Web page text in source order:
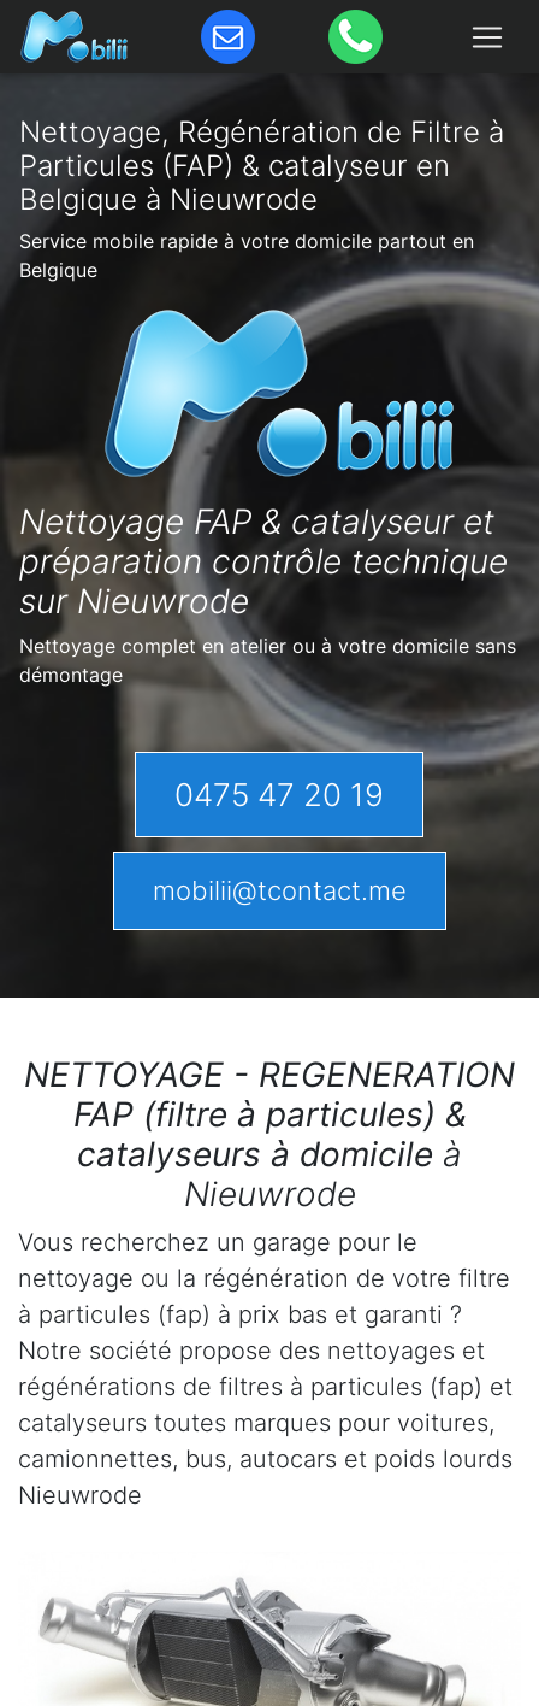
Nettoyage, Régénération de Filtre à
Particules (FAP) & catalyseur en
Belgique à Nieuwrode
Service mobile rapide à votre domicile partout en
Belgique
Nettoyage FAP & catalyseur et
préparation contrôle technique
sur Nieuwrode
Nettoyage complet en atelier ou à votre domicile sans
démontage
0475 47 20 19
mobilii@tcontact.me
NETTOYAGE - REGENERATION
FAP (filtre à particules) &
catalyseurs à domicile à
Nieuwrode
Vous recherchez un garage pour le
nettoyage ou la régénération de votre filtre
à particules (fap) à prix bas et garanti ?
Notre société propose des nettoyages et
régénérations de filtres à particules (fap) et
catalyseurs toutes marques pour voitures,
camionnettes, bus, autocars et poids lourds
Nieuwrode